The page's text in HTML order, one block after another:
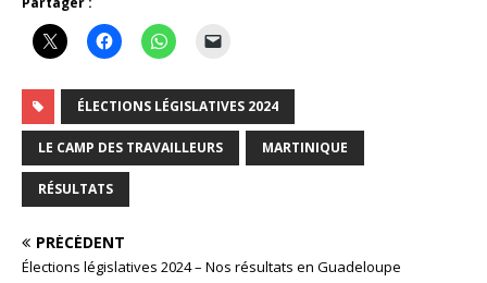
ÉLECTIONS LÉGISLATIVES 2024
LE CAMP DES TRAVAILLEURS MARTINIQUE
RÉSULTATS
PRÉCÉDENT
Élections législatives 2024 – Nos résultats en Guadeloupe